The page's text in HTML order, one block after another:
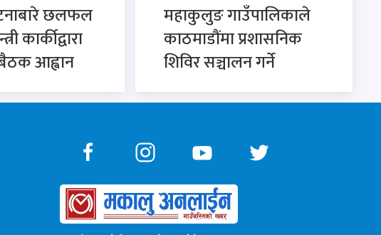
छलफल
कार्कीद्वारा
आह्वान
महाकुलुङ गाउँपालिकाले
काठमाडौंमा प्रशासनिक
शिविर सञ्चालन गर्ने